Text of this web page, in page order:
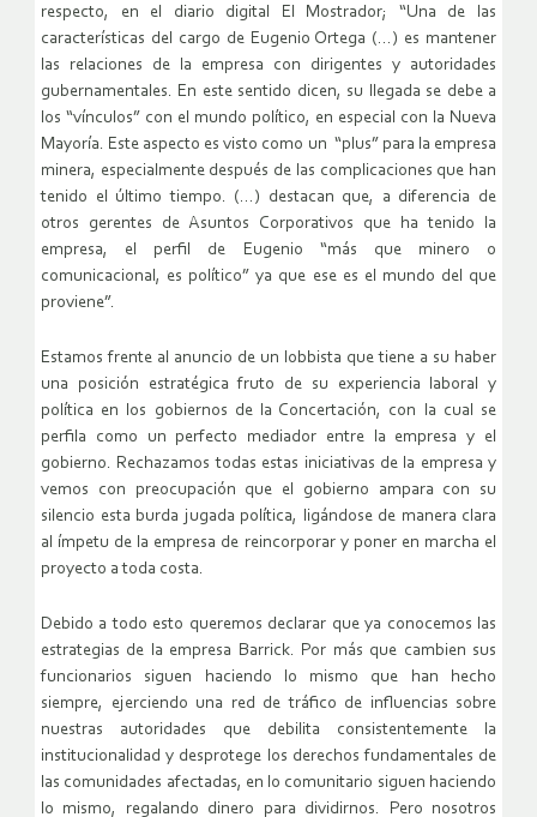
respecto, en el diario digital El Mostrador; “Una de las
características del cargo de Eugenio Ortega (…) es mantener
las relaciones de la empresa con dirigentes y autoridades
gubernamentales. En este sentido dicen, su llegada se debe a
los “vínculos” con el mundo político, en especial con la Nueva
Mayoría. Este aspecto es visto como un “plus” para la empresa
minera, especialmente después de las complicaciones que han
tenido el último tiempo. (…) destacan que, a diferencia de
otros gerentes de Asuntos Corporativos que ha tenido la
empresa, el perfil de Eugenio “más que minero o
comunicacional, es político” ya que ese es el mundo del que
proviene”.
Estamos frente al anuncio de un lobbista que tiene a su haber
una posición estratégica fruto de su experiencia laboral y
política en los gobiernos de la Concertación, con la cual se
perfila como un perfecto mediador entre la empresa y el
gobierno. Rechazamos todas estas iniciativas de la empresa y
vemos con preocupación que el gobierno ampara con su
silencio esta burda jugada política, ligándose de manera clara
al ímpetu de la empresa de reincorporar y poner en marcha el
proyecto a toda costa.
Debido a todo esto queremos declarar que ya conocemos las
estrategias de la empresa Barrick. Por más que cambien sus
funcionarios siguen haciendo lo mismo que han hecho
siempre, ejerciendo una red de tráfico de influencias sobre
nuestras autoridades que debilita consistentemente la
institucionalidad y desprotege los derechos fundamentales de
las comunidades afectadas, en lo comunitario siguen haciendo
lo mismo, regalando dinero para dividirnos. Pero nosotros